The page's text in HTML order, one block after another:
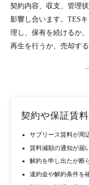
契約内容、収支、管理
影響し合います。TES
理し、保有を続けるか
再生を行うか、売却す
契約や保証賃
サブリース賃料が周
賃料減額の通知が届
解約を申し出たが断
違約金や解約条件を